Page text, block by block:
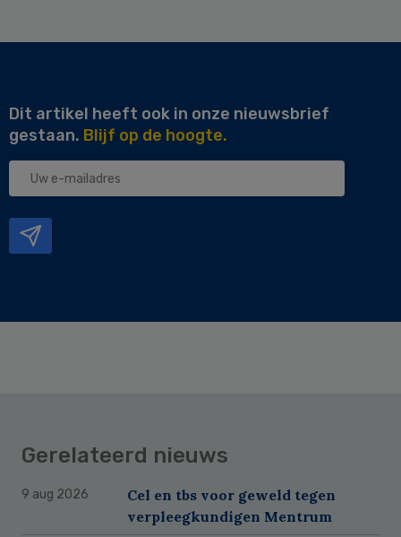
Dit artikel heeft ook in onze nieuwsbrief
gestaan. Blijf op de hoogte.
Uw
Gerelateerd nieuws
9 aug 2026
Cel en tbs voor geweld tegen
verpleegkundigen Mentrum